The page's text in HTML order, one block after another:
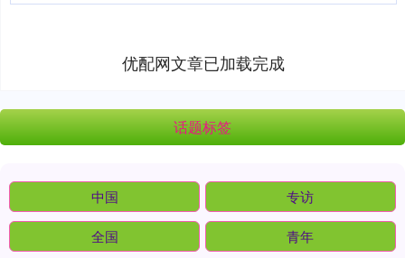
优配网文章已加载完成
话题标签
中国 专访
全国 青年